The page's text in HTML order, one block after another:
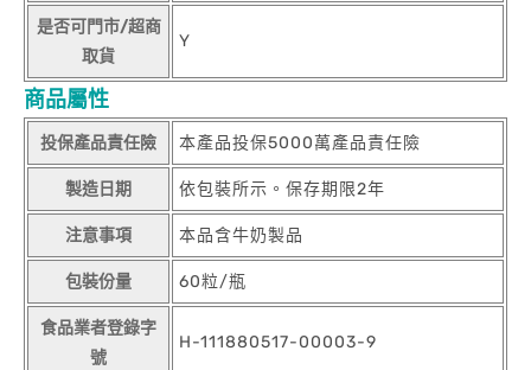
是否可門市/超商
取貨
Y
商品屬性
投保產品責任險 本產品投保5000萬產品責任險
製造日期 依包裝所示。保存期限2年
注意事項 本品含牛奶製品
包裝份量 60粒/瓶
食品業者登錄字
號
H-111880517-00003-9